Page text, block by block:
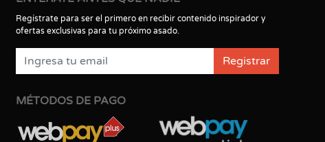
Regístrate para ser el primero en recibir contenido inspirador y
ofertas exclusivas para tu próximo asado.
Registrar
MÉTODOS DE PAGO